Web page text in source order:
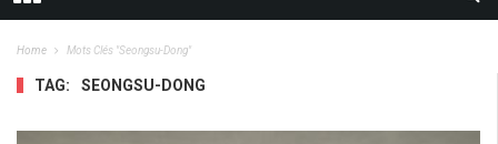
Home Mots Clés "seongsu-Dong"
TAG: SEONGSU-DONG